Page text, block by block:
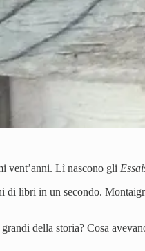
vent’anni. Lì nascono gli
di libri in un secondo.
della storia? Cosa